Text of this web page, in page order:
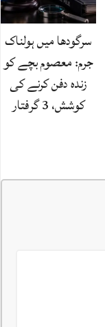
سرگودھا میں ہولناک
جرم: معصوم بچے کو
زندہ دفن کرنے کی
کوشش، 3 گرفتار